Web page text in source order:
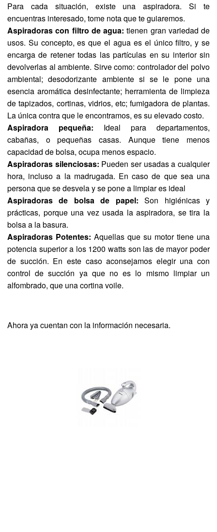
Para cada situación, existe una aspiradora. Si te
encuentras interesado, tome nota que te guiaremos.
Aspiradoras con filtro de agua: tienen gran variedad de
usos. Su concepto, es que el agua es el único filtro, y se
encarga de retener todas las partículas en su interior sin
devolverlas al ambiente. Sirve como: controlador del polvo
ambiental; desodorizante ambiente si se le pone una
esencia aromática desinfectante; herramienta de limpieza
de tapizados, cortinas, vidrios, etc; fumigadora de plantas.
La única contra que le encontramos, es su elevado costo.
Aspiradora pequeña: Ideal para departamentos,
cabañas, o pequeñas casas. Aunque tiene menos
capacidad de bolsa, ocupa menos espacio.
Aspiradoras silenciosas: Pueden ser usadas a cualquier
hora, incluso a la madrugada. En caso de que sea una
persona que se desvela y se pone a limpiar es ideal
Aspiradoras de bolsa de papel: Son higiénicas y
prácticas, porque una vez usada la aspiradora, se tira la
bolsa a la basura.
Aspiradoras Potentes: Aquellas que su motor tiene una
potencia superior a los 1200 watts son las de mayor poder
de succión. En este caso aconsejamos elegir una con
control de succión ya que no es lo mismo limpiar un
alfombrado, que una cortina voile.
Ahora ya cuentan con la información necesaria.